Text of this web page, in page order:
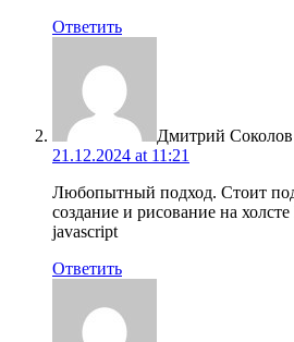
Ответить
Дмитрий Соколов
21.12.2024 at 11:21
Любопытный подход. Стоит
создание и рисование на
javascript
Ответить